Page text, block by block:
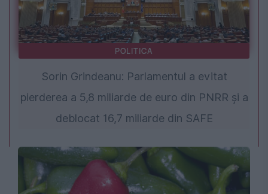
POLITICA
Sorin Grindeanu: Parlamentul a evitat
pierderea a 5,8 miliarde de euro din PNRR și a
deblocat 16,7 miliarde din SAFE